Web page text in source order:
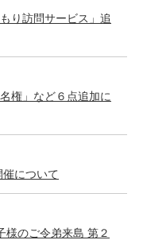
り訪問サービス」追
権」など６点追加に
について
様のご令弟来島 第２